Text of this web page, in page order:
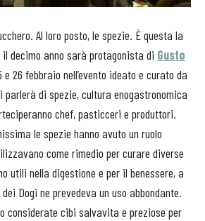
Al loro posto, le spezie. È questa la
il decimo anno sarà protagonista di Gusto
e 26 febbraio nell’evento ideato e curato da
parlerà di spezie, cultura enogastronomica
chef, pasticceri e produttori.
le spezie hanno avuto un ruolo
come rimedio per curare diverse
utili nella digestione e per il benessere, a
Dogi ne prevedeva un uso abbondante.
considerate cibi salvavita e preziose per